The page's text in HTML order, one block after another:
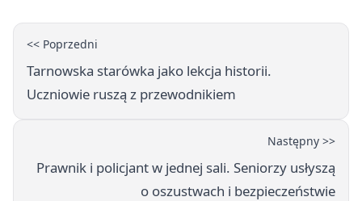
<< Poprzedni
Tarnowska starówka jako lekcja historii.
Uczniowie ruszą z przewodnikiem
Następny >>
Prawnik i policjant w jednej sali. Seniorzy usłyszą
o oszustwach i bezpieczeństwie